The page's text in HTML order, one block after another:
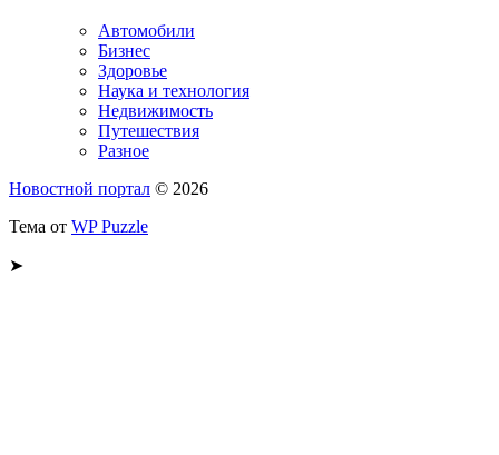
Автомобили
Бизнес
Здоровье
Наука и технология
Недвижимость
Путешествия
Разное
Новостной портал © 2026
Тема от WP Puzzle
➤